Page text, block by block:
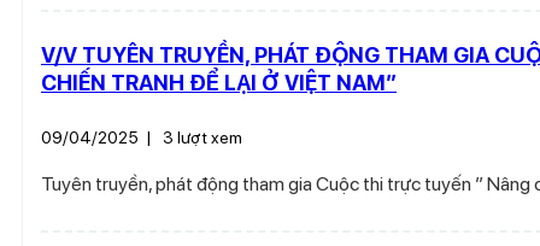
V/V TUYÊN TRUYỀN, PHÁT ĐỘNG THAM GIA
CHIẾN TRANH ĐỂ LẠI Ở VIỆT NAM”
09/04/2025 | 3 lượt xem
Tuyên truyền, phát động tham gia Cuộc thi trực tuyến ”